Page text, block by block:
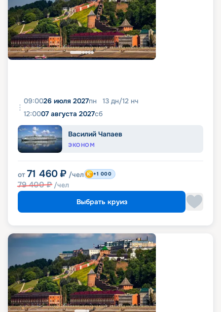
09:0026 июля 2027пн 13 дн/12 нч
12:0007 августа 2027сб
Василий Чапаев
ЭКОНОМ
от 71 460 ₽ /чел
79 400₽ /чел
+1 000
Выбрать круиз